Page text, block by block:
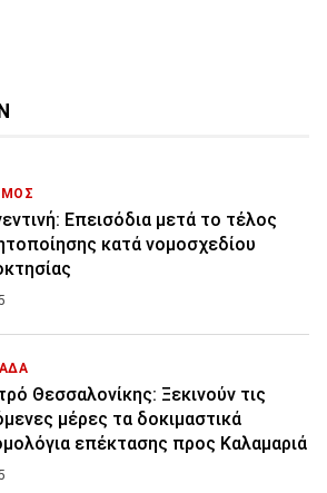
Επεισόδια μετά το τέλος
κατά νομοσχεδίου
Θεσσαλονίκης: Ξεκινούν τις
μέρες τα δοκιμαστικά
επέκτασης προς Καλαμαριά